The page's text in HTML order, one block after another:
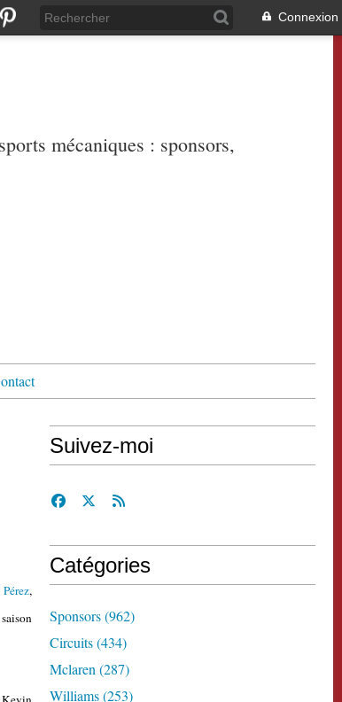
Connexion
mécaniques : sponsors,
,
Suivez-moi
Catégories
Sponsors(962)
Circuits(434)
Mclaren (287)
Williams(253)